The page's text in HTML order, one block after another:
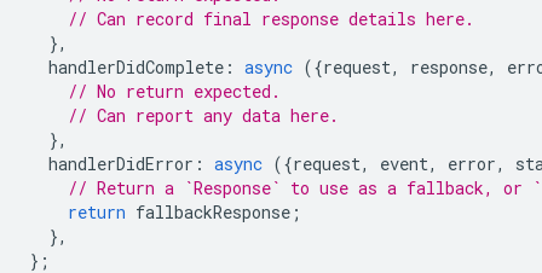
// Can record final response details here.
},
handlerDidComplete : async ({request, response,
// No return expected.
// Can report any data here.
},
handlerDidError : async ({request, event, error,
// Return a `Response` to use as a fallback, or
return fallbackResponse ;
},
};